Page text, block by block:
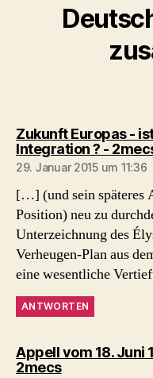
Zukunft Europas -
Integration ? -
29. Januar 2015 um 11:36
[…] (und sein späteres
Position) neu zu
Unterzeichnung des
Verheugen-Plan aus
eine wesentliche
ANTWORTEN
Appell vom 18. Juni
2mecssagt: